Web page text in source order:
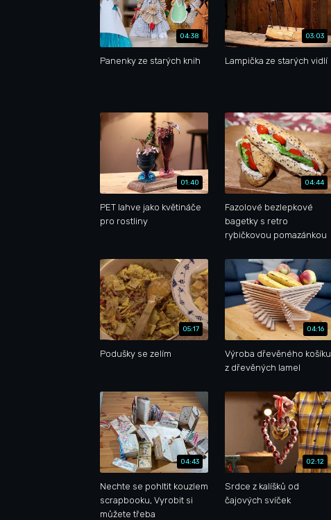
04:38
Panenky ze starých knih
03:03
Lampička ze starých vidlí
01:40
PET lahve jako květináče
pro rostliny
04:44
Fazolové bezlepkové
bagetky s retro
rybičkovou pomazánkou
05:17
Podušky se zelím
04:16
Výroba dřevěného košíku
z dřevěných lamel
04:43
Nechte se pohltit kouzlem
scrapbooku, Vyrobit si
můžete třeba
02:12
Srdce z kalíšků od
čajových svíček